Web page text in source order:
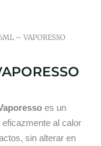
– VAPORESSO
es un
al calor
sin alterar en